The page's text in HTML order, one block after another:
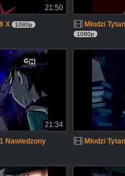
21:50
X
1080p
Młodzi
1080p
21:34
Nawiedzony
Młodzi